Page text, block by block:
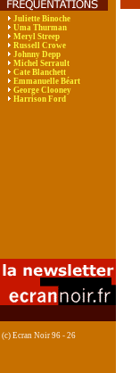
Juliette Binoche
Uma Thurman
Meryl Streep
Russell Crowe
Johnny Depp
Michel Serrault
Cate Blanchett
Emmanuelle Béart
George Clooney
Harrison Ford
(c) Ecran Noir 96 - 26